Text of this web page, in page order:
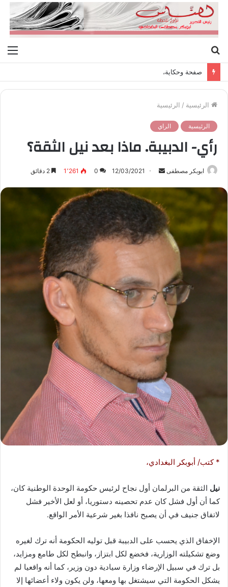
عن
صفحة وحكاية،
الرئيسية / الرئيسية
الرئيسية الراي
رأي- الدبيبة. ماذا بعد نيل الثقة؟
ابوبكر مصطفى
ل
ر
ل
ر
و
ن
ا
12/03/2021
0 1٬261
* كتب/ أبوبكر البغدادي،
نيل الثقة من البرلمان أول نجاح لرئيس حكومة الوحدة الوطنية كان،
كما أن أول فشل كان عدم تحصينه دستوريا، أو لعل الأخير فشل
لاتفاق جنيف في أن يصبح نافذا بغير شرعية الأمر الواقع.
الإخفاق الذي يحسب على الدبيبة قبل توليه الحكومة أنه ترك لغيره
وضع تشكيلته الوزارية، فخضع لكل ابتزاز، وانبطح لكل طامع ومزايد،
بل ترك في سبيل الإرضاء وزارة سيادية دون وزير، كما أنه واقعيا لم
يشكل الحكومة التي سيشتغل بها ومعها، ولن يكون ولاء أعضائها إلا